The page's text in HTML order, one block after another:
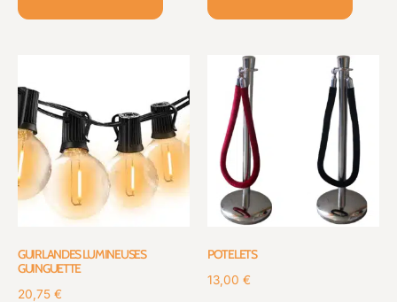
GUIRLANDES LUMINEUSES
GUINGUETTE
20,75 €
POTELETS
13,00 €